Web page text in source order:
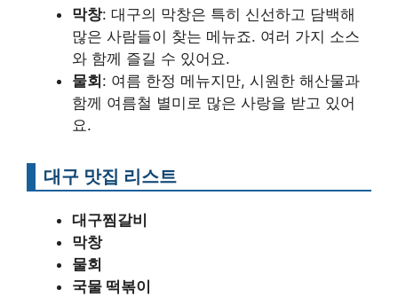
막창: 대구의 막창은 특히 신선하고 담백해
많은 사람들이 찾는 메뉴죠. 여러 가지 소스
와 함께 즐길 수 있어요.
물회 : 여름 한정 메뉴지만, 시원한 해산물과
함께 여름철 별미로 많은 사랑을 받고 있어
요.
대구 맛집 리스트
대구찜갈비
막창
물회
국물 떡볶이